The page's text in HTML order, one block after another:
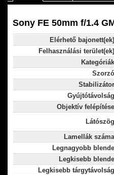
Sony FE 50mm f/1.4
Elérhető bajonett(ek)
Felhasználási terület(ek)
Kategóriák
Szorzó
Stabilizátor
Gyújtótávolság
Objektív felépítése
Látószög
Lamellák száma
Legnagyobb blende
Legkisebb blende
Legkisebb tárgytávolság